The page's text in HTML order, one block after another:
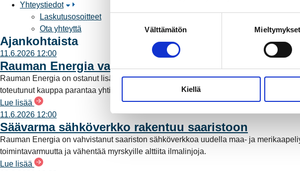
u
m
k
s
e
n
Välttämätön Mieltymykset
Kiellä
Yhteystiedot
Laskutusosoitteet
Ota yhteyttä
Ajankohtaista
11.6.2026 12:00
Rauman Energia vahvistaa rooliaan
Rauman Energia on ostanut lisää osuuksia sähköntuotannosta Suomessa ja
toteutunut kauppa parantaa yhtiön omavaraisuutta ja lisää päästötöntä
Lue lisää
11.6.2026 12:00
Säävarma sähköverkko rakentuu saaristoon
Rauman Energia on vahvistanut saariston sähköverkkoa uudella maa- ja
toimintavarmuutta ja vähentää myrskyille alttiita ilmalinjoja.
Lue lisää